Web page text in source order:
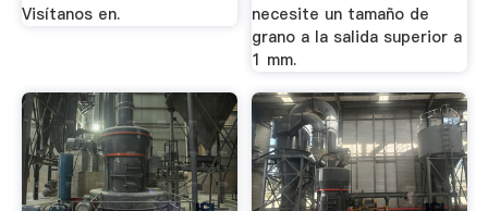
Visítanos en.
necesite un tamaño de
grano a la salida superior a
1 mm.